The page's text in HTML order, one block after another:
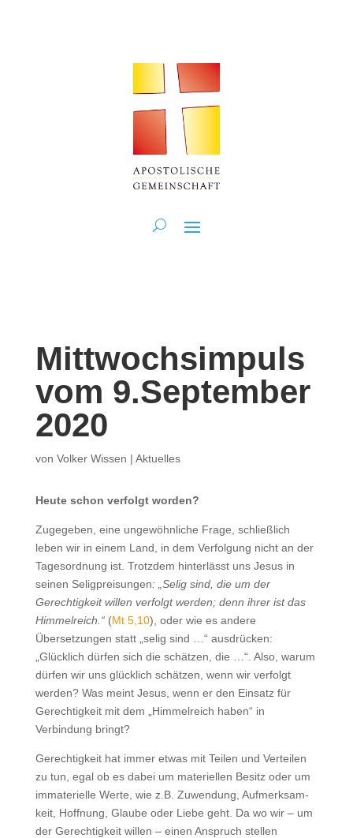
Mittwochsimpuls
vom 9.September
2020
von Volker Wissen | Aktuelles
Heute schon verfolgt worden?
Zugegeben, eine ungewöhnliche Frage, schließlich
leben wir in einem Land, in dem Verfolgung nicht an der
Tagesordnung ist. Trotzdem hinterlässt uns Jesus in
seinen Seligpreisungen: „Selig sind, die um der
Gerechtigkeit willen verfolgt werden; denn ihrer ist das
Himmelreich.“ (Mt 5,10), oder wie es andere
Übersetzungen statt „selig sind …“ ausdrücken:
„Glücklich dürfen sich die schätzen, die …“. Also, warum
dürfen wir uns glücklich schätzen, wenn wir verfolgt
werden? Was meint Jesus, wenn er den Einsatz für
Gerechtigkeit mit dem „Himmelreich haben“ in
Verbindung bringt?
Gerechtigkeit hat immer etwas mit Teilen und Verteilen
zu tun, egal ob es dabei um materiellen Besitz oder um
immaterielle Werte, wie z.B. Zuwendung, Aufmerksam-
keit, Hoffnung, Glaube oder Liebe geht. Da wo wir – um
der Gerechtigkeit willen – einen Anspruch stellen